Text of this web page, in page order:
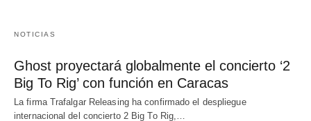
NOTICIAS
Ghost proyectará globalmente el concierto ‘2
Big To Rig’ con función en Caracas
La firma Trafalgar Releasing ha confirmado el despliegue
internacional del concierto 2 Big To Rig,…